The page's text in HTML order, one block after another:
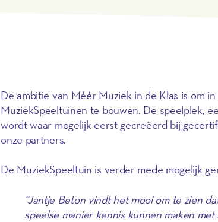
De ambitie van Méér Muziek in de Klas is om
MuziekSpeeltuinen te bouwen. De speelplek,
wordt waar mogelijk eerst gecreëerd bij
onze partners.
De MuziekSpeeltuin is verder mede mogelijk
“Jantje Beton vindt het mooi om te zien
speelse manier kennis kunnen maken met